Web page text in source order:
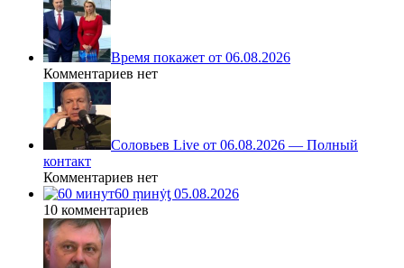
Время покажет от 06.08.2026
Комментариев нет
Соловьев Live от 06.08.2026 — Полный
контакт
Комментариев нет
60 ṃинẏƫ 05.08.2026
10 комментариев